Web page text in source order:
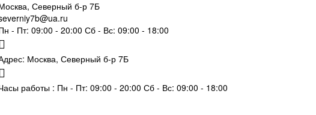
Северный б-р 7Б
- Пт: 09:00 - 20:00 Сб - Вс: 09:00 - 18:00
Москва, Северный б-р 7Б
работы : Пн - Пт: 09:00 - 20:00 Сб - Вс: 09:00 - 18:00